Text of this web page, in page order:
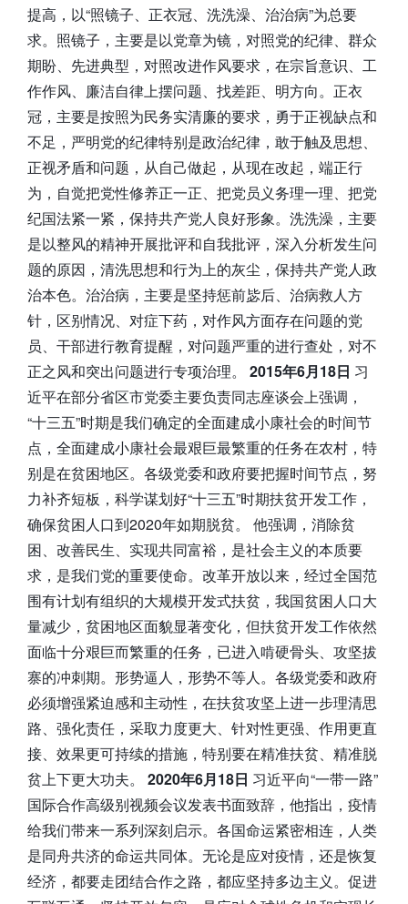
提高，以“照镜子、正衣冠、洗洗澡、治治病”为总要
求。照镜子，主要是以党章为镜，对照党的纪律、群众
期盼、先进典型，对照改进作风要求，在宗旨意识、工
作作风、廉洁自律上摆问题、找差距、明方向。正衣
冠，主要是按照为民务实清廉的要求，勇于正视缺点和
不足，严明党的纪律特别是政治纪律，敢于触及思想、
正视矛盾和问题，从自己做起，从现在改起，端正行
为，自觉把党性修养正一正、把党员义务理一理、把党
纪国法紧一紧，保持共产党人良好形象。洗洗澡，主要
是以整风的精神开展批评和自我批评，深入分析发生问
题的原因，清洗思想和行为上的灰尘，保持共产党人政
治本色。治治病，主要是坚持惩前毖后、治病救人方
针，区别情况、对症下药，对作风方面存在问题的党
员、干部进行教育提醒，对问题严重的进行查处，对不
正之风和突出问题进行专项治理。 2015年6月18日 习
近平在部分省区市党委主要负责同志座谈会上强调，
“十三五”时期是我们确定的全面建成小康社会的时间节
点，全面建成小康社会最艰巨最繁重的任务在农村，特
别是在贫困地区。各级党委和政府要把握时间节点，努
力补齐短板，科学谋划好“十三五”时期扶贫开发工作，
确保贫困人口到2020年如期脱贫。 他强调，消除贫
困、改善民生、实现共同富裕，是社会主义的本质要
求，是我们党的重要使命。改革开放以来，经过全国范
围有计划有组织的大规模开发式扶贫，我国贫困人口大
量减少，贫困地区面貌显著变化，但扶贫开发工作依然
面临十分艰巨而繁重的任务，已进入啃硬骨头、攻坚拔
寨的冲刺期。形势逼人，形势不等人。各级党委和政府
必须增强紧迫感和主动性，在扶贫攻坚上进一步理清思
路、强化责任，采取力度更大、针对性更强、作用更直
接、效果更可持续的措施，特别要在精准扶贫、精准脱
贫上下更大功夫。 2020年6月18日 习近平向“一带一路”
国际合作高级别视频会议发表书面致辞，他指出，疫情
给我们带来一系列深刻启示。各国命运紧密相连，人类
是同舟共济的命运共同体。无论是应对疫情，还是恢复
经济，都要走团结合作之路，都应坚持多边主义。促进